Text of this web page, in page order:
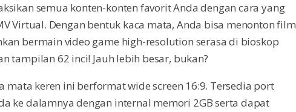
semua konten-konten favorit Anda dengan cara yang
Virtual. Dengan bentuk kaca mata, Anda bisa menonton film
bermain video game high-resolution serasa di bioskop
tampilan 62 inci! Jauh lebih besar, bukan?
keren ini berformat wide screen 16:9. Tersedia port
ke dalamnya dengan internal memori 2GB serta dapat